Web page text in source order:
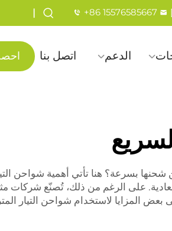
+86 15576585667
|
الدعم اتصل بنا
المزايا لاستخدام شواحن التيار